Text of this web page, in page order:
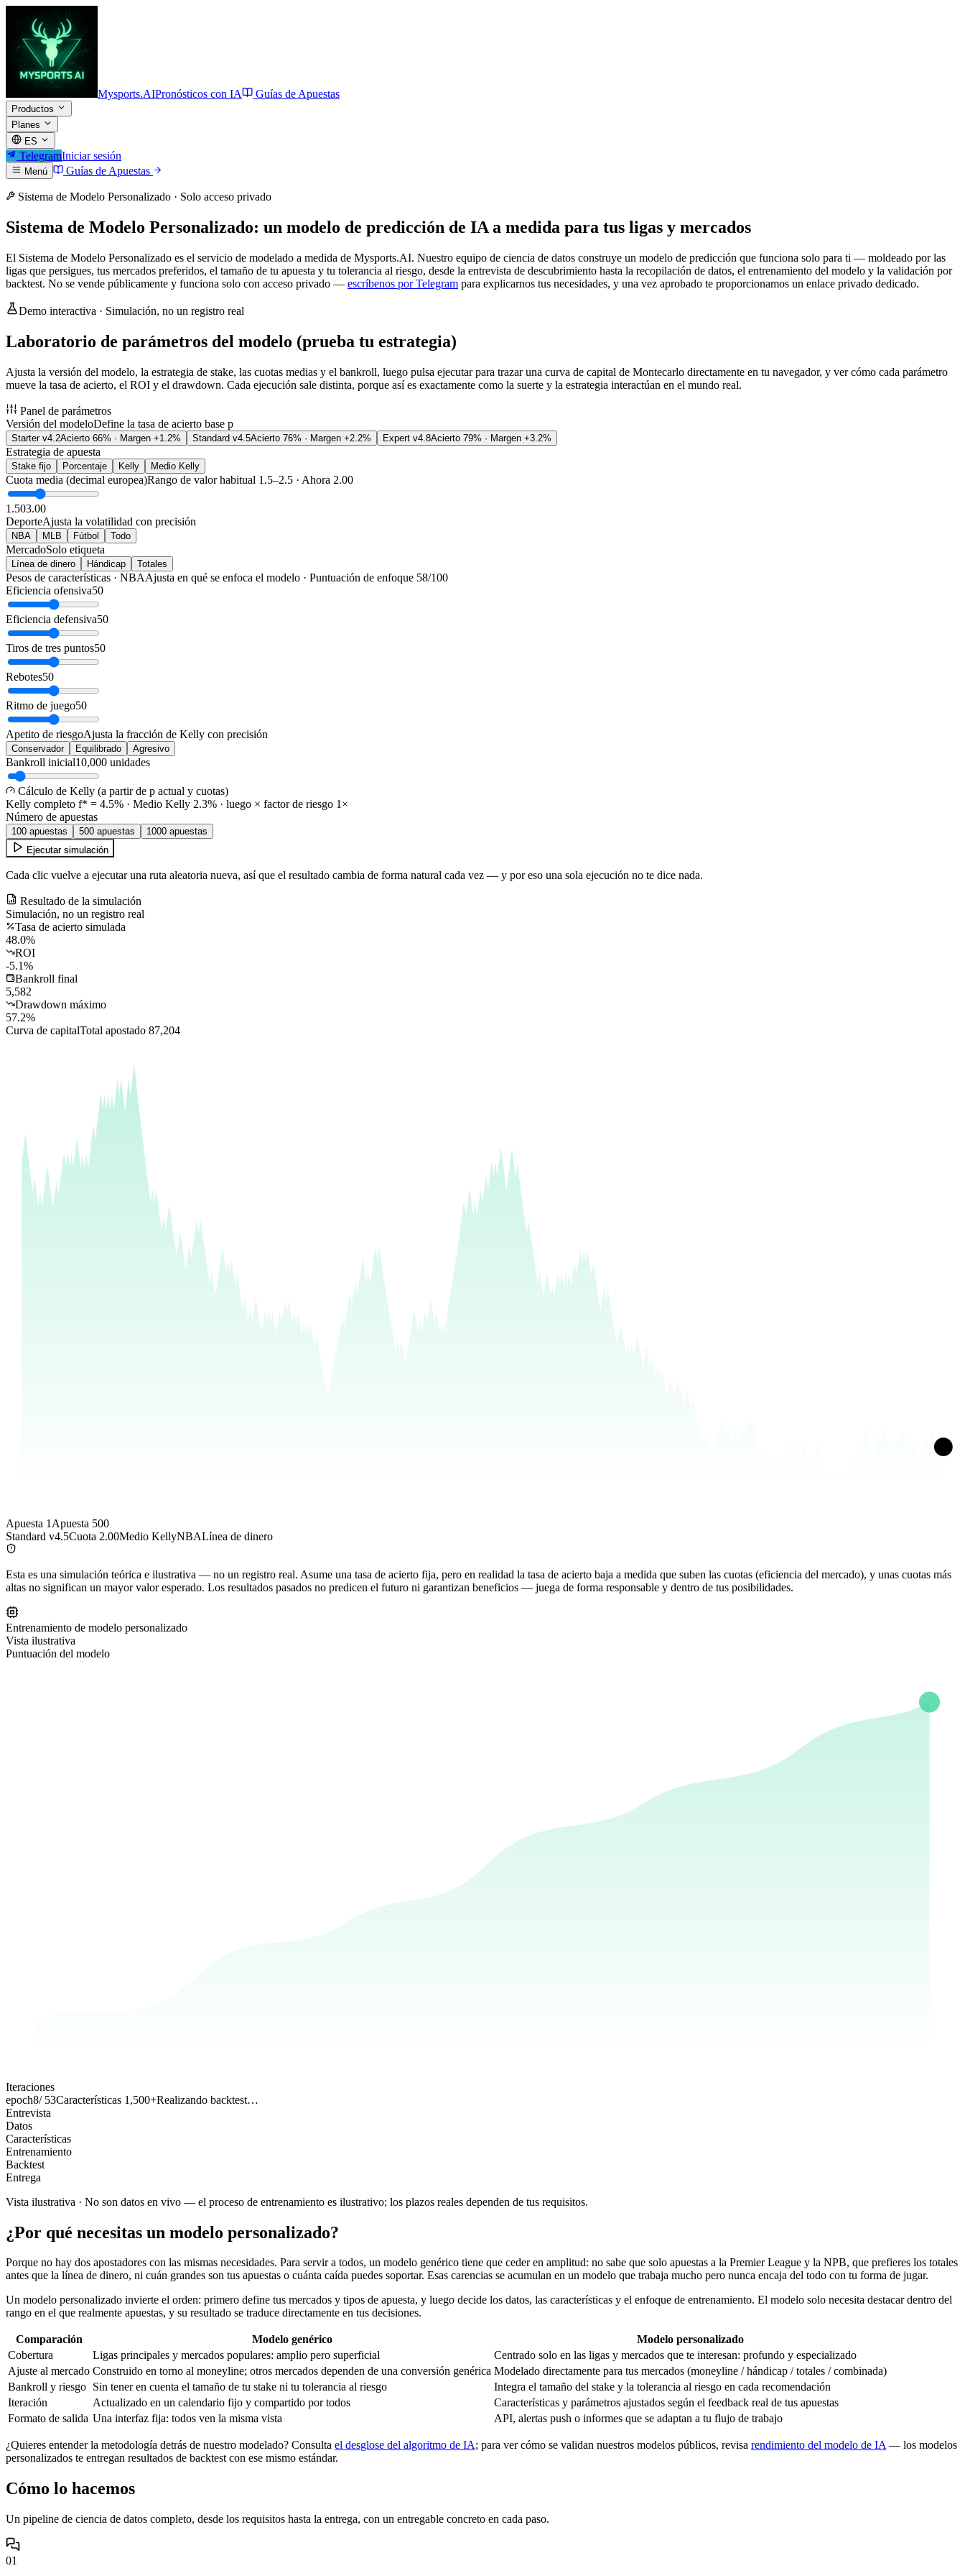
Mysports.AIPronósticos con IA Guías de Apuestas
Productos
Planes
ES
TelegramIniciar sesión
Menú Guías de Apuestas
Sistema de Modelo Personalizado · Solo acceso privado
Sistema de Modelo Personalizado: un modelo de predicción de IA a medida para tus ligas y mercados
El Sistema de Modelo Personalizado es el servicio de modelado a medida de Mysports.AI. Nuestro equipo de ciencia de datos construye un modelo de predicción que funciona solo para ti — moldeado por las
ligas que persigues, tus mercados preferidos, el tamaño de tu apuesta y tu tolerancia al riesgo, desde la entrevista de descubrimiento hasta la recopilación de datos, el entrenamiento del modelo y la validación por
backtest. No se vende públicamente y funciona solo con acceso privado — escríbenos por Telegram para explicarnos tus necesidades, y una vez aprobado te proporcionamos un enlace privado dedicado.
Demo interactiva · Simulación, no un registro real
Laboratorio de parámetros del modelo (prueba tu estrategia)
Ajusta la versión del modelo, la estrategia de stake, las cuotas medias y el bankroll, luego pulsa ejecutar para trazar una curva de capital de Montecarlo directamente en tu navegador, y ver cómo cada parámetro
mueve la tasa de acierto, el ROI y el drawdown. Cada ejecución sale distinta, porque así es exactamente como la suerte y la estrategia interactúan en el mundo real.
Panel de parámetros
Versión del modeloDefine la tasa de acierto base p
Starter v4.2Acierto 66% · Margen +1.2% Standard v4.5Acierto 76% · Margen +2.2% Expert v4.8Acierto 79% · Margen +3.2%
Estrategia de apuesta
Stake fijo Porcentaje Kelly Medio Kelly
Cuota media (decimal europea)Rango de valor habitual 1.5–2.5 · Ahora 2.00
1.503.00
DeporteAjusta la volatilidad con precisión
NBA MLB Fútbol Todo
MercadoSolo etiqueta
Línea de dinero Hándicap Totales
Pesos de características · NBAAjusta en qué se enfoca el modelo · Puntuación de enfoque 58/100
Eficiencia ofensiva50
Eficiencia defensiva50
Tiros de tres puntos50
Rebotes50
Ritmo de juego50
Apetito de riesgoAjusta la fracción de Kelly con precisión
Conservador Equilibrado Agresivo
Bankroll inicial10,000 unidades
Cálculo de Kelly (a partir de p actual y cuotas)
Kelly completo f* = 4.5% · Medio Kelly 2.3% · luego × factor de riesgo 1 ×
Número de apuestas
100 apuestas 500 apuestas
1000 apuestas
Ejecutar simulación
Cada clic vuelve a ejecutar una ruta aleatoria nueva, así que el resultado cambia de forma natural cada vez — y por eso una sola ejecución no te dice nada.
Resultado de la simulación
Simulación, no un registro real
Tasa de acierto simulada
48.0%
ROI
-5.1%
Bankroll final
5,582
Drawdown máximo
57.2%
Curva de capitalTotal apostado 87,204
Apuesta 1 Apuesta 500
Standard v4.5Cuota 2.00Medio KellyNBALínea de dinero
Esta es una simulación teórica e ilustrativa — no un registro real. Asume una tasa de acierto fija, pero en realidad la tasa de acierto baja a medida que suben las cuotas (eficiencia del mercado), y unas cuotas más
altas no significan un mayor valor esperado. Los resultados pasados no predicen el futuro ni garantizan beneficios — juega de forma responsable y dentro de tus posibilidades.
Entrenamiento de modelo personalizado
Vista ilustrativa
Puntuación del modelo
Iteraciones
epoch8/ 53Características 1,500+Realizando backtest…
Entrevista
Datos
Características
Entrenamiento
Backtest
Entrega
Vista ilustrativa · No son datos en vivo — el proceso de entrenamiento es ilustrativo; los plazos reales dependen de tus requisitos.
¿Por qué necesitas un modelo personalizado?
Porque no hay dos apostadores con las mismas necesidades. Para servir a todos, un modelo genérico tiene que ceder en amplitud: no sabe que solo apuestas a la Premier League y la NPB, que prefieres los totales
antes que la línea de dinero, ni cuán grandes son tus apuestas o cuánta caída puedes soportar. Esas carencias se acumulan en un modelo que trabaja mucho pero nunca encaja del todo con tu forma de jugar.
Un modelo personalizado invierte el orden: primero define tus mercados y tipos de apuesta, y luego decide los datos, las características y el enfoque de entrenamiento. El modelo solo necesita destacar dentro del
rango en el que realmente apuestas, y su resultado se traduce directamente en tus decisiones.
Comparación Modelo genérico
Modelo personalizado
Cobertura
Ligas principales y mercados populares: amplio pero superficial
Centrado solo en las ligas y mercados que te interesan: profundo y especializado
Ajuste al mercado Construido en torno al moneyline; otros mercados dependen de una conversión genérica Modelado directamente para tus mercados (moneyline / hándicap / totales / combinada)
Bankroll y riesgo Sin tener en cuenta el tamaño de tu stake ni tu tolerancia al riesgo
Integra el tamaño del stake y la tolerancia al riesgo en cada recomendación
Iteración
Actualizado en un calendario fijo y compartido por todos
Características y parámetros ajustados según el feedback real de tus apuestas
Formato de salida Una interfaz fija: todos ven la misma vista API, alertas push o informes que se adaptan a tu flujo de trabajo
¿Quieres entender la metodología detrás de nuestro modelado? Consulta el desglose del algoritmo de IA; para ver cómo se validan nuestros modelos públicos, revisa rendimiento del modelo de IA— los modelos
personalizados te entregan resultados de backtest con ese mismo estándar.
Cómo lo hacemos
Un pipeline de ciencia de datos completo, desde los requisitos hasta la entrega, con un entregable concreto en cada paso.
01